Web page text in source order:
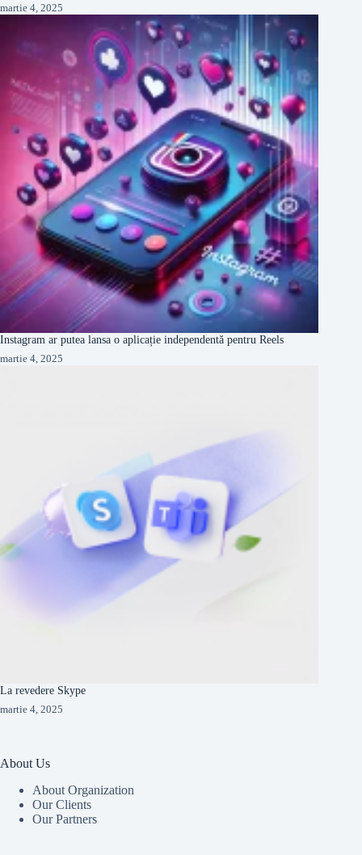
martie 4, 2025
Instagram ar putea lansa o aplicație independentă pentru Reels
martie 4, 2025
La revedere Skype
martie 4, 2025
About Us
About Organization
Our Clients
Our Partners